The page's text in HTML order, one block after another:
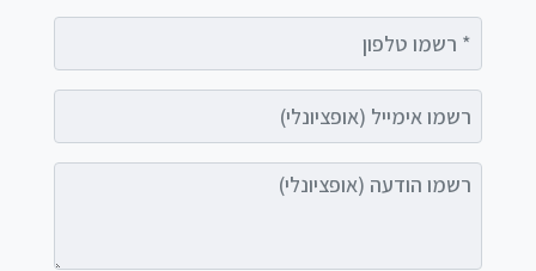
רשמו הודעה (אופציונלי)